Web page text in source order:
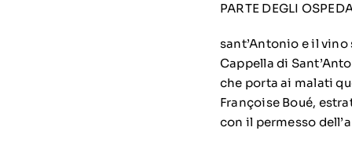
PARTE DEGLI
sant’Antonio e il vino
Cappella di
che porta ai malati
Françoise Boué,
con il permesso